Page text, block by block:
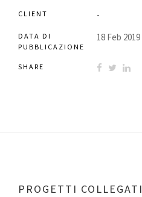
CLIENT -
DATA DI
PUBBLICAZIONE
18 Feb 2019
SHARE
PROGETTI COLLEGATI